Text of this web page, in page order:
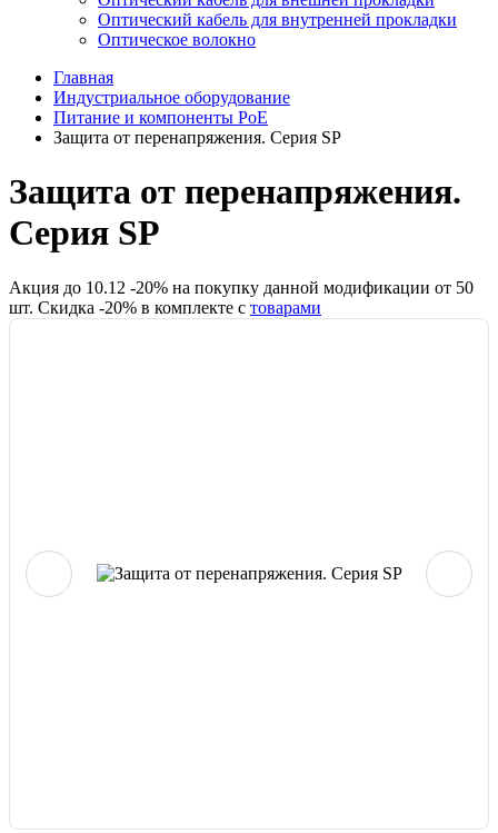
Оптический кабель для внутренней прокладки
Оптическое волокно
Главная
Индустриальное оборудование
Питание и компоненты PoE
Защита от перенапряжения. Серия SP
Защита от перенапряжения.
Серия SP
Акция до 10.12 -20% на покупку данной модификации от 50
шт. Скидка -20% в комплекте с товарами